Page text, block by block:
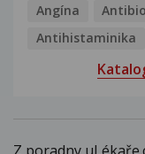
Angína
Antihistaminika